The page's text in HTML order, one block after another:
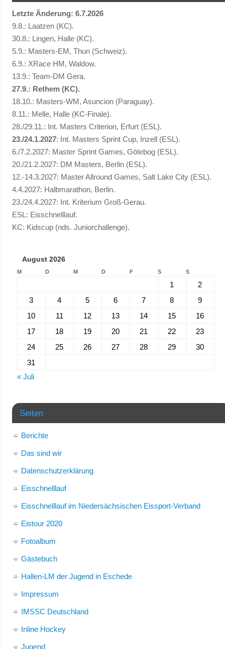
Letzte Änderung: 6.7.2026
9.8.: Laatzen (KC).
30.8.: Lingen, Halle (KC).
5.9.: Masters-EM, Thun (Schweiz).
6.9.: XRace HM, Waldow.
13.9.: Team-DM Gera.
27.9.: Rethem (KC).
18.10.: Masters-WM, Asuncion (Paraguay).
8.11.: Melle, Halle (KC-Finale).
28./29.11.: Int. Masters Criterion, Erfurt (ESL).
23./24.1.2027: Int. Masters Sprint Cup, Inzell (ESL).
6./7.2.2027: Master Sprint Games, Götebog (ESL).
20./21.2.2027: DM Masters, Berlin (ESL).
12.-14.3.2027: Master Allround Games, Salt Lake City (ESL).
4.4.2027: Halbmarathon, Berlin.
23./24.4.2027: Int. Kriterium Groß-Gerau.
ESL: Eisschnelllauf.
KC: Kidscup (nds. Juniorchallenge).
August 2026
M D M D F S S
1
2
3
4 5 6 7 8
9
10
11 12 13 14 15
16
17
18 19 20 21 22
23
24
25 26 27 28 29
30
31
« Juli
Seiten
Berichte
Das sind wir
Datenschutzerklärung
Eisschnelllauf
Eisschnelllauf im Niedersächsischen Eissport-Verband
Eistour 2020
Fotoalbum
Gästebuch
Hallen-LM der Jugend in Eschede
Impressum
IMSSC Deutschland
Inline Hockey
Jugend